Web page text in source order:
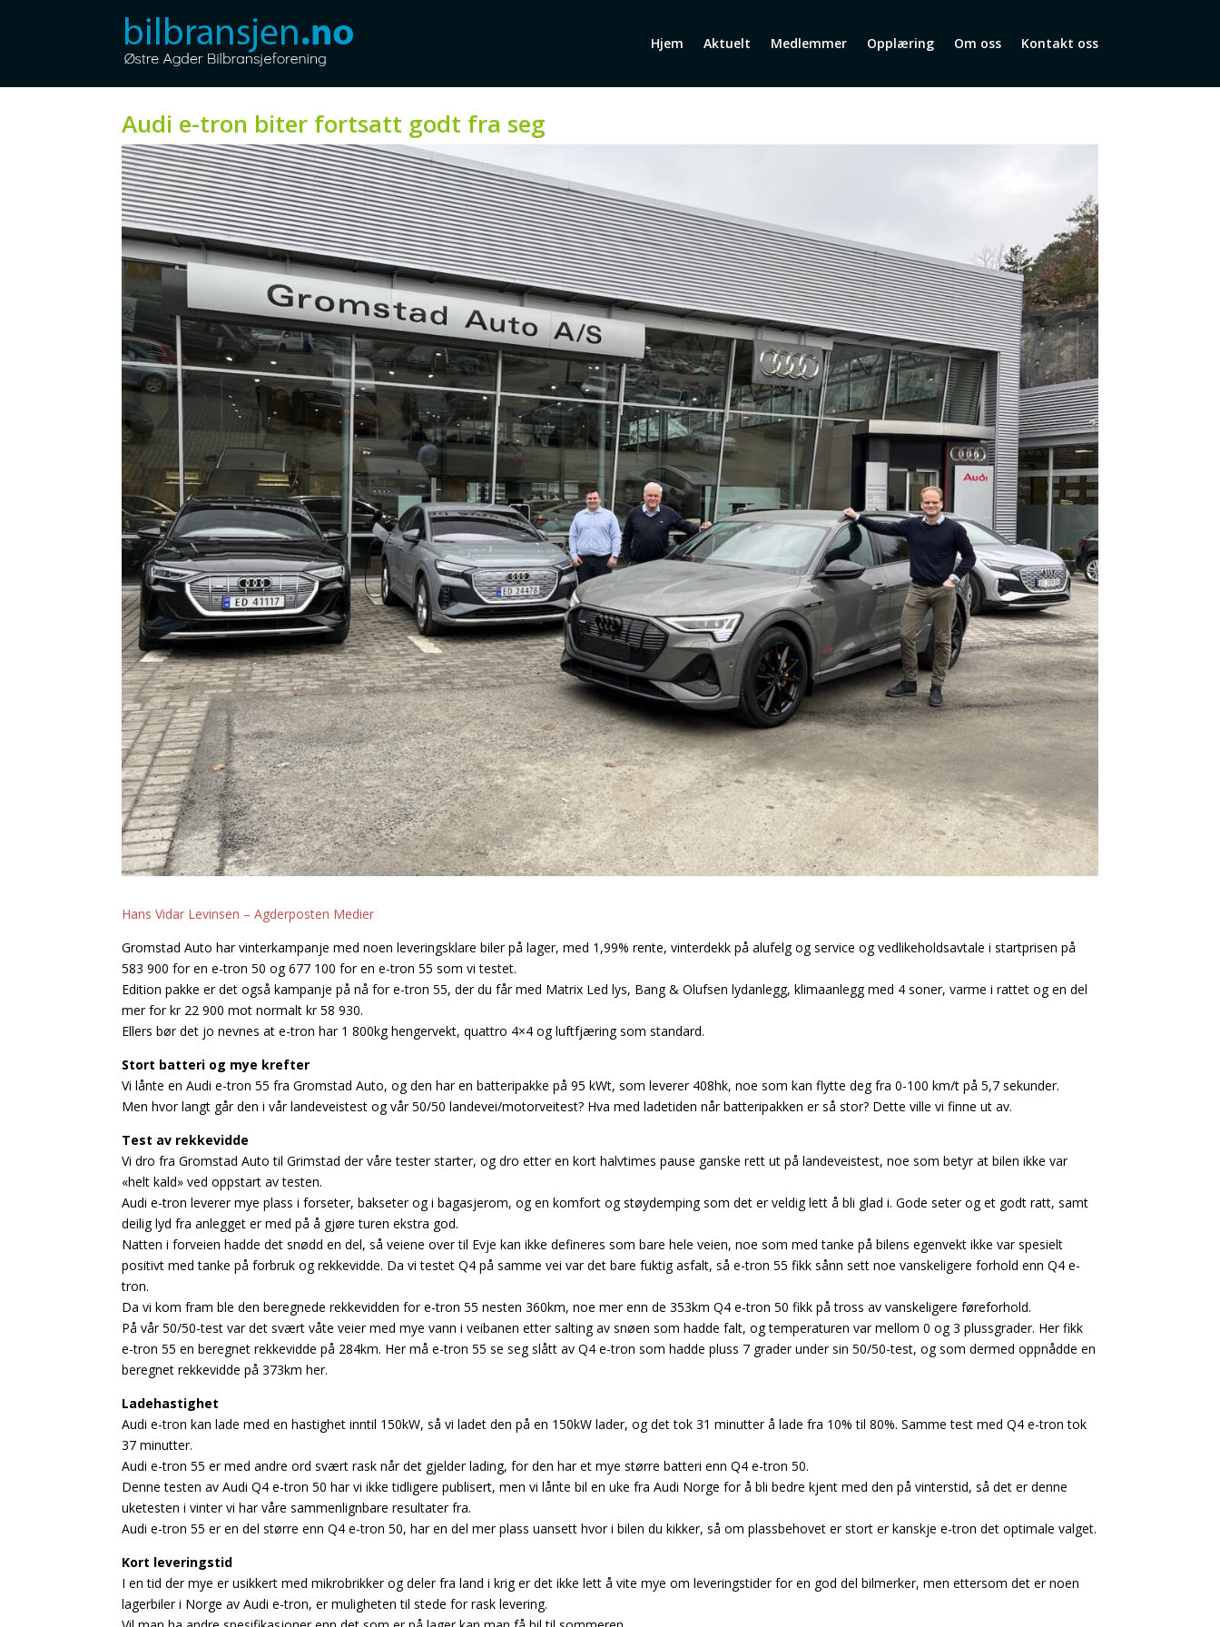
Hjem Aktuelt Medlemmer Opplæring Om oss Kontakt oss
Audi e-tron biter fortsatt godt fra seg
Hans Vidar Levinsen – Agderposten Medier
Gromstad Auto har vinterkampanje med noen leveringsklare biler på lager, med 1,99% rente, vinterdekk på alufelg og service og vedlikeholdsavtale i startprisen på
583 900 for en e-tron 50 og 677 100 for en e-tron 55 som vi testet.
Edition pakke er det også kampanje på nå for e-tron 55, der du får med Matrix Led lys, Bang & Olufsen lydanlegg, klimaanlegg med 4 soner, varme i rattet og en del
mer for kr 22 900 mot normalt kr 58 930.
Ellers bør det jo nevnes at e-tron har 1 800kg hengervekt, quattro 4×4 og luftfjæring som standard.
Stort batteri og mye krefter
Vi lånte en Audi e-tron 55 fra Gromstad Auto, og den har en batteripakke på 95 kWt, som leverer 408hk, noe som kan flytte deg fra 0-100 km/t på 5,7 sekunder.
Men hvor langt går den i vår landeveistest og vår 50/50 landevei/motorveitest? Hva med ladetiden når batteripakken er så stor? Dette ville vi finne ut av.
Test av rekkevidde
Vi dro fra Gromstad Auto til Grimstad der våre tester starter, og dro etter en kort halvtimes pause ganske rett ut på landeveistest, noe som betyr at bilen ikke var
«helt kald» ved oppstart av testen.
Audi e-tron leverer mye plass i forseter, bakseter og i bagasjerom, og en komfort og støydemping som det er veldig lett å bli glad i. Gode seter og et godt ratt, samt
deilig lyd fra anlegget er med på å gjøre turen ekstra god.
Natten i forveien hadde det snødd en del, så veiene over til Evje kan ikke defineres som bare hele veien, noe som med tanke på bilens egenvekt ikke var spesielt
positivt med tanke på forbruk og rekkevidde. Da vi testet Q4 på samme vei var det bare fuktig asfalt, så e-tron 55 fikk sånn sett noe vanskeligere forhold enn Q4 e-
tron.
Da vi kom fram ble den beregnede rekkevidden for e-tron 55 nesten 360km, noe mer enn de 353km Q4 e-tron 50 fikk på tross av vanskeligere føreforhold.
På vår 50/50-test var det svært våte veier med mye vann i veibanen etter salting av snøen som hadde falt, og temperaturen var mellom 0 og 3 plussgrader. Her fikk
e-tron 55 en beregnet rekkevidde på 284km. Her må e-tron 55 se seg slått av Q4 e-tron som hadde pluss 7 grader under sin 50/50-test, og som dermed oppnådde en
beregnet rekkevidde på 373km her.
Ladehastighet
Audi e-tron kan lade med en hastighet inntil 150kW, så vi ladet den på en 150kW lader, og det tok 31 minutter å lade fra 10% til 80%. Samme test med Q4 e-tron tok
37 minutter.
Audi e-tron 55 er med andre ord svært rask når det gjelder lading, for den har et mye større batteri enn Q4 e-tron 50.
Denne testen av Audi Q4 e-tron 50 har vi ikke tidligere publisert, men vi lånte bil en uke fra Audi Norge for å bli bedre kjent med den på vinterstid, så det er denne
uketesten i vinter vi har våre sammenlignbare resultater fra.
Audi e-tron 55 er en del større enn Q4 e-tron 50, har en del mer plass uansett hvor i bilen du kikker, så om plassbehovet er stort er kanskje e-tron det optimale valget.
Kort leveringstid
I en tid der mye er usikkert med mikrobrikker og deler fra land i krig er det ikke lett å vite mye om leveringstider for en god del bilmerker, men ettersom det er noen
lagerbiler i Norge av Audi e-tron, er muligheten til stede for rask levering.